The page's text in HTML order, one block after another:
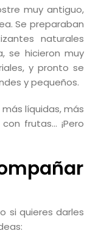
muy antiguo,
Se preparaban
naturales
se hicieron muy
y pronto se
y pequeños.
líquidas, más
frutas... ¡Pero
si quieres darles